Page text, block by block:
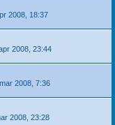
2008, 18:37
2008, 23:44
2008, 7:36
2008, 23:28